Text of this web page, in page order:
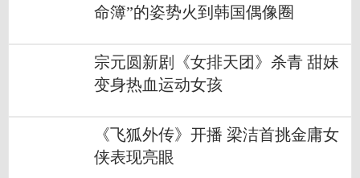
命簿”的姿势火到韩国偶像圈
宗元圆新剧《女排天团》杀青 甜妹
变身热血运动女孩
《飞狐外传》开播 梁洁首挑金庸女
侠表现亮眼